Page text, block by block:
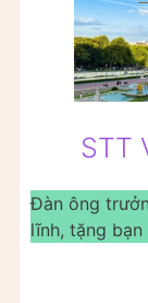
STT
Đàn ông
lĩnh, tặng